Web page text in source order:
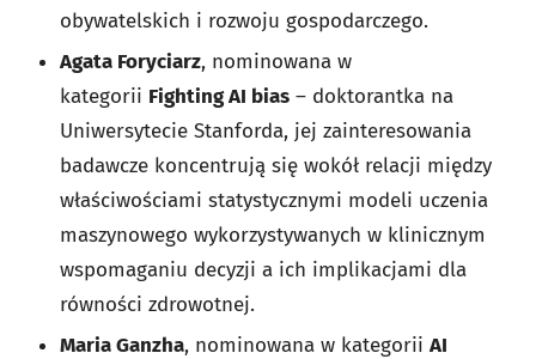
obywatelskich i rozwoju gospodarczego.
Agata Foryciarz, nominowana w
kategorii Fighting AI bias – doktorantka na
Uniwersytecie Stanforda, jej zainteresowania
badawcze koncentrują się wokół relacji między
właściwościami statystycznymi modeli uczenia
maszynowego wykorzystywanych w klinicznym
wspomaganiu decyzji a ich implikacjami dla
równości zdrowotnej.
Maria Ganzha, nominowana w kategorii AI